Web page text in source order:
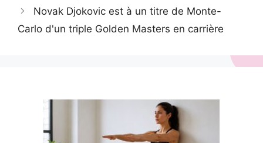
Novak Djokovic est à un titre de Monte-
Carlo d'un triple Golden Masters en carrière